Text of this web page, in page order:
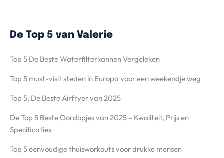
De Top 5 van Valerie
Top 5 De Beste Waterfilterkannen Vergeleken
Top 5 must-visit steden in Europa voor een weekendje weg
Top 5: De Beste Airfryer van 2025
De Top 5 Beste Oordopjes van 2025 – Kwaliteit, Prijs en
Specificaties
Top 5 eenvoudige thuisworkouts voor drukke mensen